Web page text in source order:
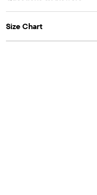
Size Chart